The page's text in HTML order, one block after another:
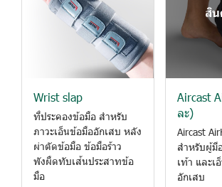
Wrist slap
ที่ประคองข้อมือ สำหรับ
ภาวะเอ็นข้อมืออักเสบ หลัง
ผ่าตัดข้อมือ ข้อมือร้าว
พังผืดทับเส้นประสาทข้อ
มือ
สิ
Aircast
ละ)
Aircast
สำหรับผู้มี
เท้า และเ
อักเสบ